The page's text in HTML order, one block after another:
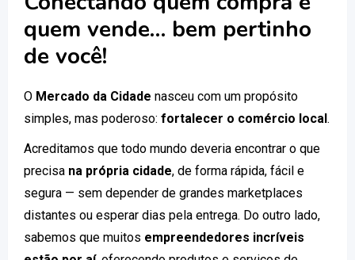
quem vende… bem pertinho
de você!
O Mercado da Cidade nasceu com um propósito
simples, mas poderoso: fortalecer o comércio local.
Acreditamos que todo mundo deveria encontrar o que
precisa na própria cidade, de forma rápida, fácil e
segura — sem depender de grandes marketplaces
distantes ou esperar dias pela entrega. Do outro lado,
sabemos que muitos empreendedores incríveis